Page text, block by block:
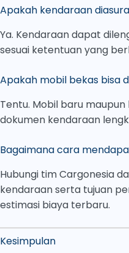
Apakah kendaraan
Ya. Kendaraan dapat
sesuai ketentuan yang
Apakah mobil bekas bisa
Tentu. Mobil baru
dokumen kendaraan
Bagaimana cara
Hubungi tim Cargonesia
kendaraan serta tujuan
estimasi biaya terbaru.
Kesimpulan